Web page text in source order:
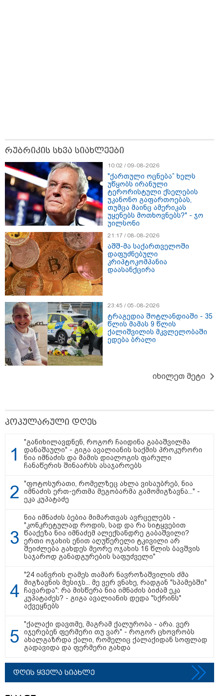
18:51 / 08-08-2026
"ზურგს უკან ლაჩრულად მომეპარნენ და თავს
დამესხნენ - ასფალტზე თავი მრავალჯერ
დამარტყმევინეს, მირტყეს მუშტები" - რას ჰყვება
კურიერი, რომელსაც არასრულწლოვანები სასტიკად
გაუსწორდნენ?
13:36 / 09-08-2026
24 წლის ფეხბურთელს თამაშის
დროს ელვამ დაარტყა,
ვრცელდება ტრაგიკული
მომენტის ამსახველი კადრები
ტაილანდიდან
16:41 / 08-08-2026
"კაპროვანში ზღვამ კიდევ ერთი
ჭურვი გამორიყა, ადგილზე
მობილიზებულია პოლიცია და
სამაშველო" - რას წერს და რა
კადრებს აქვეყნებს თათია
12:18 / 08-08-2026
"რუსეთმა განახორციელა
სააკაშვილის, მისი რეჟიმის
ღალატი ვერანაირად ვერ
გადაფარავს ამ დანაშაულს" -
ირაკლი კობახიძე
13:16 / 08-08-2026
"ძალიან ბევრ ინფორმაციას
ვიღებთ ხალხისგან" - რას წერს
რუბრიკის სხვა სიახლეები
10:02 / 09-08-2026
"ქართული ოცნება” ხელს
უწყობს ირანული
ტერორისტული ქსელების
უკანონო გაფართოებას,
თუმცა მაინც ამერიკას
უყენებს მოთხოვნებს?" - ჯო
უილსონი
21:17 / 08-08-2026
აშშ-მა საქართველოში
დაფუძნებული
კრიპტოკომპანია
დაასანქცირა
23:45 / 05-08-2026
ტრაგედია შოტლანდიაში - 35
წლის მამას 9 წლის
ქალიშვილის მკვლელობაში
ედება ბრალი
იხილეთ მეტი
პოპულარული დღეს
"განიხილავდნენ, როგორ ჩაიდინა გაბაშვილმა
დანაშაული" - გიგა ავალიანის საქმის პროკურორი
ნია იმნაძის და მამის დიალოგის ფარული
ჩანაწერის შინაარსს ასაჯაროებს
"ფოტოსურათი, რომელზეც ახლა ვისაუბრებ, ნია
იმნაძის ერთ-ერთმა მეგობარმა გამომიგზავნა..." -
ეკა კუპატაძე
ნია იმნაძის ბებია მიმართვას ავრცელებს -
"კონკრეტულად როდის, სად და რა სიტყვებით
წააქეზა ნია იმნაძემ ალექსანდრე გაბაშვილი?
ერთი ოჯახის ენით აღუწერელი ტკივილი არ
შეიძლება გახდეს მეორე ოჯახის 16 წლის ბავშვის
საჯაროდ განადგურების საფუძველი"
"24 იანვრის ღამეს თამარ ნავროზაშვილის ძმა
მიგზავნის მესიჯს... მე ვერ ვნახე, რადგან "სპამებში"
ჩავარდა": რა მისწერა ნია იმნაძის ბიძამ ეკა
კუპატაძეს? - გიგა ავალიანის დედა "სქრინს"
აქვეყნებს
"ქალაქი დავთმე, მაგრამ ქალურობა - არა. ვერ
იჯერებენ ფერმერი თუ ვარ" - როგორ ცხოვრობს
ახალგაზრდა ქალი, რომელიც ქალაქიდან სოფლად
გადავიდა და ფერმერი გახდა
დღის ყველა სიახლე